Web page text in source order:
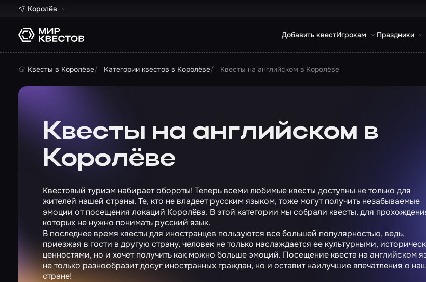
Королёв
Добавить квестИгрокам Праздники
Квесты в Королёве Категории квестов в Королёве Квесты на английском в Королёве
Квесты на английском в
Королёве
Квестовый туризм набирает обороты! Теперь всеми любимые квесты доступны не только для
жителей нашей страны. Те, кто не владеет русским языком, тоже могут получить незабываемые
эмоции от посещения локаций Королёва. В этой категории мы собрали квесты, для
которых не нужно понимать русский язык.
В последнее время квесты для иностранцев пользуются все большей популярностью, ведь,
приезжая в гости в другую страну, человек не только наслаждается ее культурными,
ценностями, но и хочет получить как можно больше эмоций. Посещение квеста на английском
не только разнообразит досуг иностранных граждан, но и оставит наилучшие впечатления о
стране!